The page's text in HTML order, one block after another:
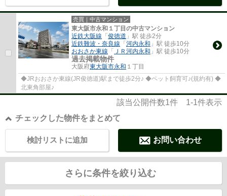
売買｜中古マンション
東大阪市永和１丁目の中古マンション
近鉄大阪線 「俊徳道 」駅 徒歩2分
近鉄難波・奈良線 「河内永和 」駅 徒歩10分
おおさか東線 「 ＪＲ河内永和 」駅 徒歩10分
過去掲載物件
大阪府東大阪市永和 １丁目
◆JRおおさか東線(JR俊徳道)駅まで徒歩2分♪ ◆ペット飼育可♪(規約有) ◆
北東角部屋♪
該当公開件数1件 1-1件表示
チェックした物件をまとめて
お問い合わせ
検討リストに追加
さらに条件を絞り込む